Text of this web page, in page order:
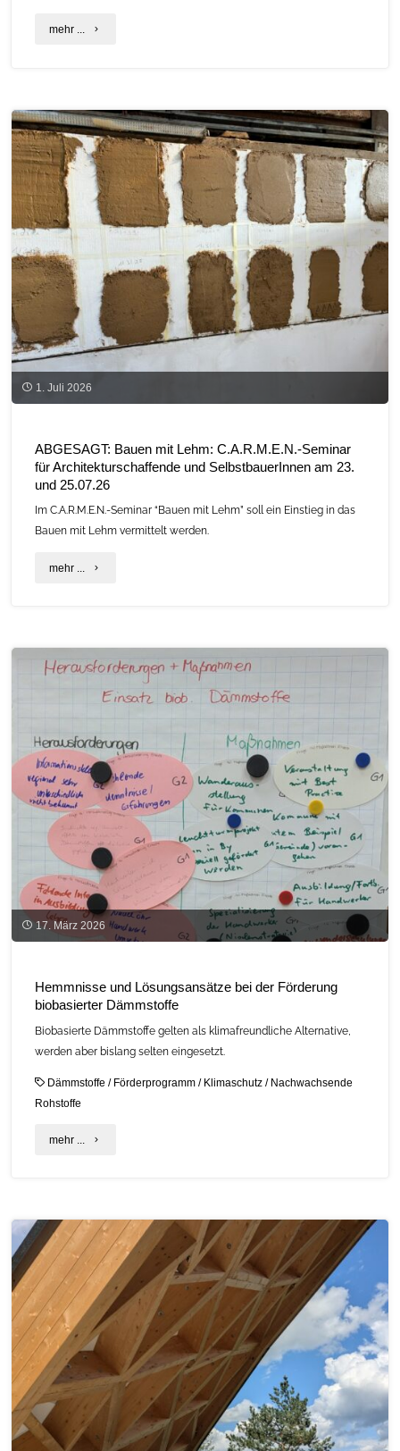
mehr ... "Ins
und
sich
vernetzen
auf
C.A.R.M.E.N.-
Fachgespräch
„Hanf.Wert.Bayern.”
am
22.
in
1. Juli 2026
ABGESAGT: Bauen mit Lehm: C.A.R.M.E.N.-Seminar
für Architekturschaffende und SelbstbauerInnen am 23.
und 25.07.26
Im C.A.R.M.E.N.-Seminar “Bauen mit Lehm” soll ein Einstieg in das
Bauen mit Lehm vermittelt werden.
mehr ... "ABGESAGT:
Lehm:
C.A.R.M.E.N.-
für
Architekturschaffende
und
SelbstbauerInnen
am
23.
und
17. März 2026
Hemmnisse und Lösungsansätze bei der Förderung
biobasierter Dämmstoffe
Biobasierte Dämmstoffe gelten als klimafreundliche Alternative,
werden aber bislang selten eingesetzt.
Dämmstoffe / Förderprogramm / Klimaschutz / Nachwachsende
Rohstoffe
mehr ... "Hemmnisse
bei
der
Förderung
biobasierter
Dämmstoffe"